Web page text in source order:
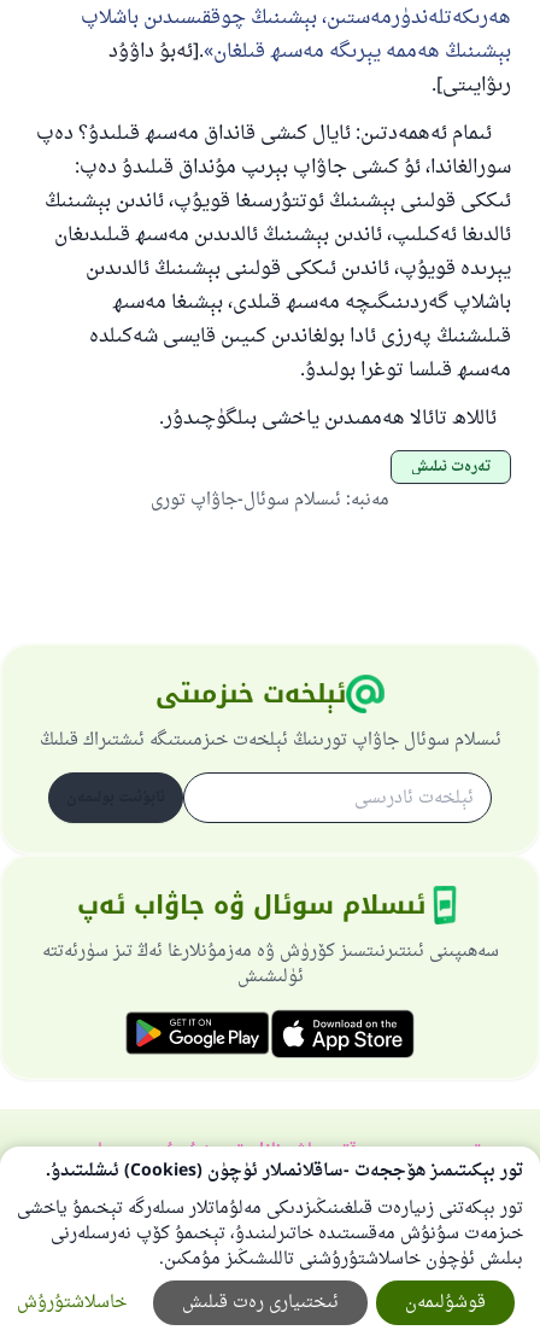
ھەرىكەتلەندۈرمەستىن، بېشىنىڭ چوققىسىدىن باشلاپ
بېشىنىڭ ھەممە يېرىگە مەسىھ قىلغان .[ئەبۇ داۋۇد
رىۋايىتى].
ئىمام ئەھمەدتىن: ئايال كىشى قانداق مەسىھ قىلىدۇ؟ دەپ
سورالغاندا، ئۇ كىشى جاۋاپ بېرىپ مۇنداق قىلىدۇ دەپ:
ئىككى قولىنى بېشىنىڭ ئوتتۇرسىغا قويۇپ، ئاندىن بېشىنىڭ
ئالدىغا ئەكىلىپ، ئاندىن بېشىنىڭ ئالدىدىن مەسىھ قىلىدىغان
يېرىدە قويۇپ، ئاندىن ئىككى قولىنى بېشىنىڭ ئالدىدىن
باشلاپ گەردىنىگىچە مەسىھ قىلدى، بېشىغا مەسىھ
قىلىشنىڭ پەرزى ئادا بولغاندىن كىيىن قايسى شەكىلدە
مەسىھ قىلسا توغرا بولىدۇ.
ئاللاھ تائالا ھەممىدىن ياخشى بىلگۈچىدۇر.
تەرەت ئىلىش
مەنبە: ئىسلام سوئال-جاۋاپ تورى
ئېلخەت خىزمىتى
ئىسلام سوئال جاۋاپ تورىنىڭ ئېلخەت خىزمىىتىگە ئىشتىراك قىلىڭ
ئىسلام سوئال ۋە جاۋاب ئەپ
سەھىپىنى ئىنتىرنىتسىز كۆرۈش ۋە مەزمۇنلارغا ئەڭ تىز سۈرئەتتە
ئۈلىشىش
تورسەھىپىسى ھەققىدەباش نازارەتچىخۇسۇسىي سىياسەت
بارلىق ھوقۇق ئىسلام سوئال-جاۋاپ تورىغا مەنسۇپتۇر 1997-2025 ©
تور بېكىتىمىز ھۆججەت -ساقلانمىلار ئۈچۈن (Cookies) ئىشلىتىدۇ.
تور بېكەتنى زىيارەت قىلغىنىڭىزدىكى مەلۇماتلار سىلەرگە تېخىمۇ ياخشى
خىزمەت سۇنۇش مەقسىتىدە خاتىرلىنىدۇ، تېخىمۇ كۆپ نەرسىلەرنى
بىلىش ئۈچۈن خاسلاشتۇرۇشنى تاللىشىڭىز مۇمكىن.
خاسلاشتۇرۇش
ئىختىيارى رەت قىلىش قوشۇلىمەن